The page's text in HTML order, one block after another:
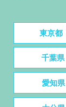
東京都
千葉県
愛知県